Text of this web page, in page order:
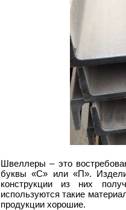
Швеллеры – это
буквы «С» или «П».
конструкции из них
используются такие
продукции хорошие.